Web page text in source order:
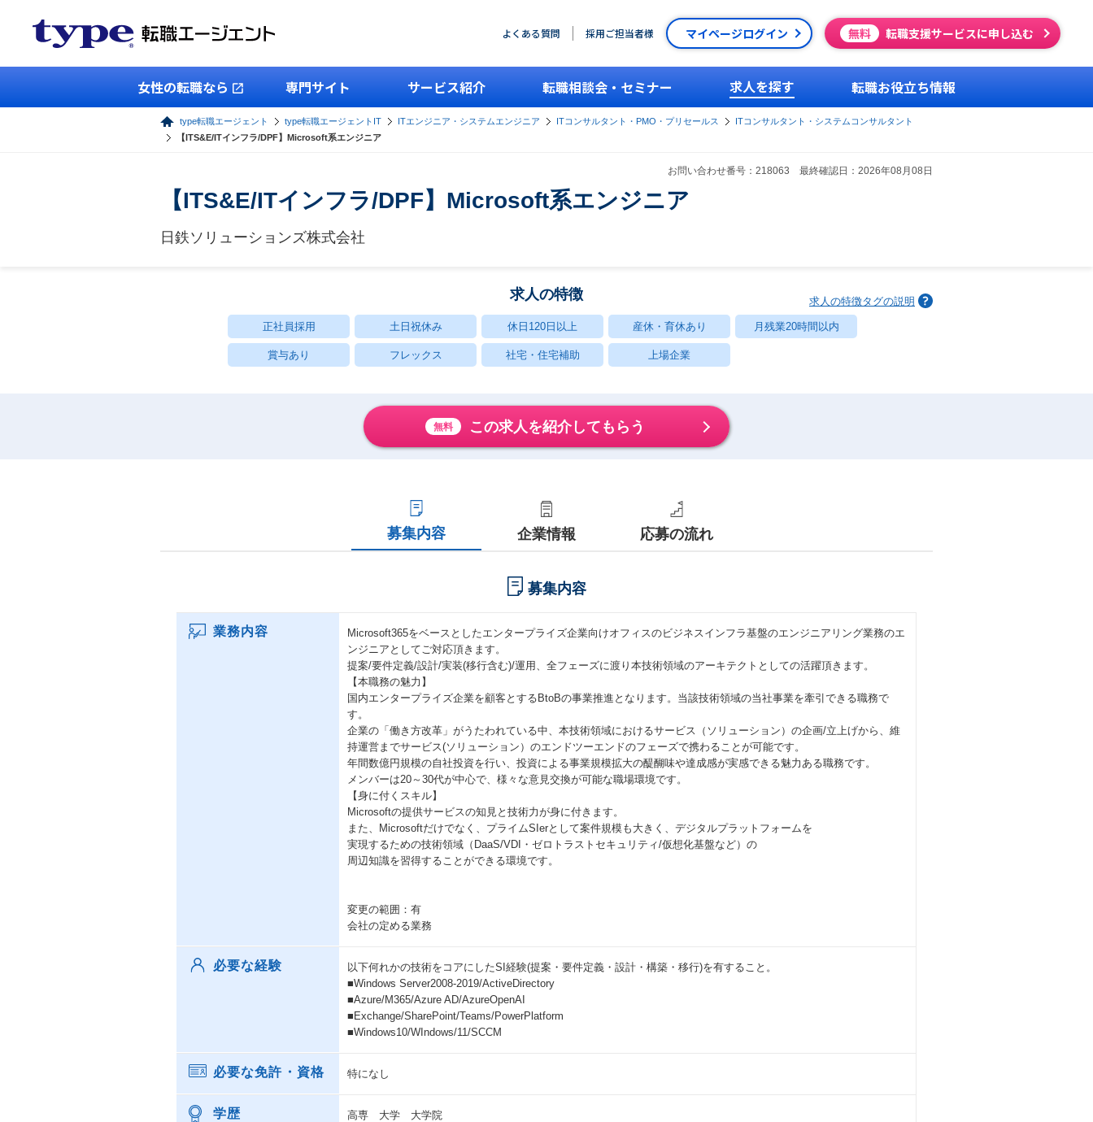
よくある質問 採用ご担当者様 マイページログイン 無料 転職支援サービスに申し込む
女性の転職なら 専門サイト サービス紹介 転職相談会・セミナー 求人を探す 転職お役立ち情報
type転職エージェント type転職エージェントIT ITエンジニア・システムエンジニア ITコンサルタント・PMO・プリセールス
ITコンサルタント・システムコンサルタント
【ITS&E/ITインフラ/DPF】Microsoft系エンジニア
お問い合わせ番号：218063 最終確認日：2026年08月08日
【ITS&E/ITインフラ/DPF】Microsoft系エンジニア
日鉄ソリューションズ株式会社
求人の特徴 求人の特徴タグの説明
正社員採用 土日祝休み 休日120日以上 産休・育休あり 月残業20時間以内
賞与あり フレックス 社宅・住宅補助 上場企業
無料 この求人を紹介してもらう
募集内容 企業情報 応募の流れ
募集内容
業務内容
Microsoft365をベースとしたエンタープライズ企業向けオフィスのビジネスインフラ基盤のエンジニアリング業務のエ
ンジニアとしてご対応頂きます。
提案/要件定義/設計/実装(移行含む)/運用、全フェーズに渡り本技術領域のアーキテクトとしての活躍頂きます。
【本職務の魅力】
国内エンタープライズ企業を顧客とするBtoBの事業推進となります。当該技術領域の当社事業を牽引できる職務で
す。
企業の「働き方改革」がうたわれている中、本技術領域におけるサービス（ソリューション）の企画/立上げから、維
持運営までサービス(ソリューション）のエンドツーエンドのフェーズで携わることが可能です。
年間数億円規模の自社投資を行い、投資による事業規模拡大の醍醐味や達成感が実感できる魅力ある職務です。
メンバーは20～30代が中心で、様々な意見交換が可能な職場環境です。
【身に付くスキル】
Microsoftの提供サービスの知見と技術力が身に付きます。
また、Microsoftだけでなく、プライムSIerとして案件規模も大きく、デジタルプラットフォームを
実現するための技術領域（DaaS/VDI・ゼロトラストセキュリティ/仮想化基盤など）の
周辺知識を習得することができる環境です。
変更の範囲：有
会社の定める業務
必要な経験
以下何れかの技術をコアにしたSI経験(提案・要件定義・設計・構築・移行)を有すること。
■Windows Server2008-2019/ActiveDirectory
■Azure/M365/Azure AD/AzureOpenAI
■Exchange/SharePoint/Teams/PowerPlatform
■Windows10/WIndows/11/SCCM
必要な免許・資格 特になし
学歴 高専 大学 大学院